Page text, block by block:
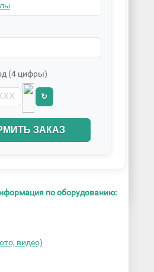
(4 цифры)
↻
ЗАКАЗ
по оборудованию:
видео)